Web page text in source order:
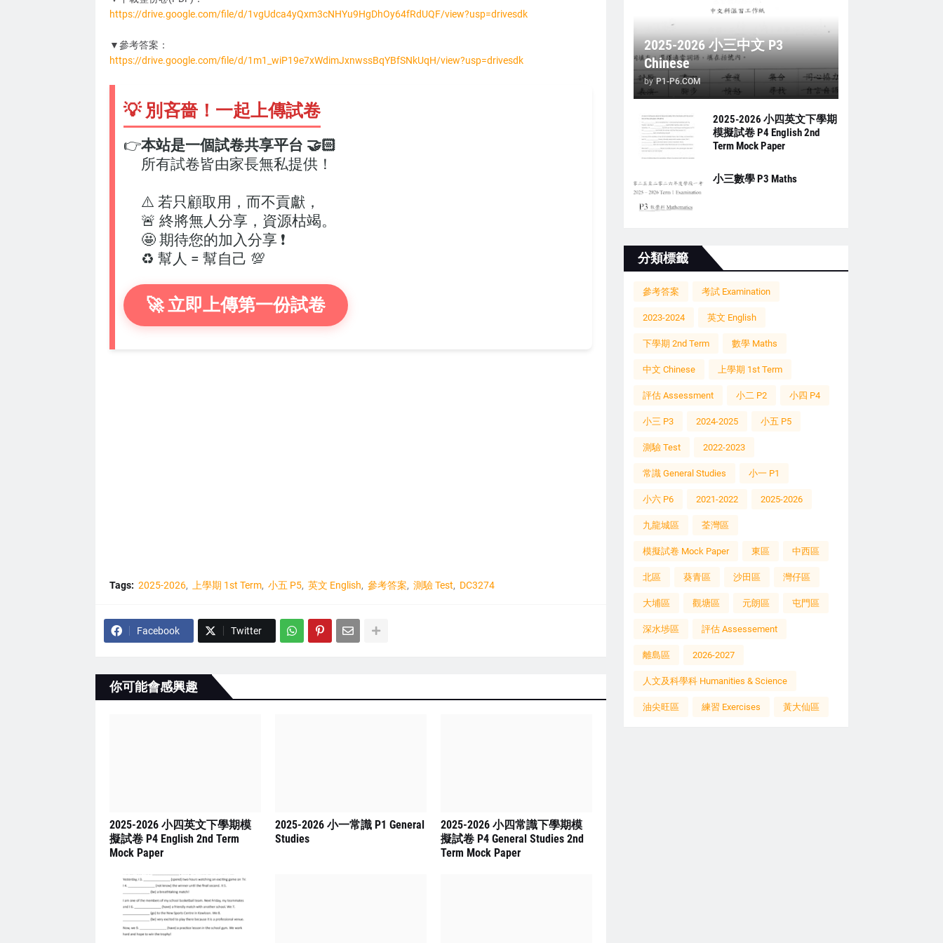
https://drive.google.com/file/d/1vgUdca4yQxm3cNHYu9HgDhOy64fRdUQF/view?usp=drivesdk
▼參考答案：
https://drive.google.com/file/d/1m1_wiP19e7xWdimJxnwssBqYBfSNkUqH/view?usp=drivesdk
💡 別吝嗇！一起上傳試卷
本站是一個試卷共享平台 🤝🏻
👉
所有試卷皆由家長無私提供！
⚠️ 若只顧取用，而不貢獻，
🚨 終將無人分享，資源枯竭。
🤩 期待您的加入分享 ❗
♻️ 幫人 = 幫自己 💯
🚀 立即上傳第一份試卷
Tags: 2025-2026 上學期 1st Term 小五 P5 英文 English 參考答案 測驗 Test DC3274
Facebook Twitter
你可能會感興趣
2025-2026 小四英文下學期模
擬試卷 P4 English 2nd Term
Mock Paper
2025-2026 小一常識 P1 General
Studies
2025-2026 小四常識下學期模
擬試卷 P4 General Studies 2nd
Term Mock Paper
2025-2026 小三中文 P3
Chinese
by P1-P6.COM
2025-2026 小四英文下學期
模擬試卷 P4 English 2nd
Term Mock Paper
小三數學 P3 Maths
分類標籤
參考答案 考試 Examination
2023-2024 英文 English
下學期 2nd Term 數學 Maths
中文 Chinese 上學期 1st Term
評估 Assessment 小二 P2 小四 P4
小三 P3 2024-2025 小五 P5
測驗 Test 2022-2023
常識 General Studies 小一 P1
小六 P6 2021-2022 2025-2026
九龍城區 荃灣區
模擬試卷 Mock Paper 東區 中西區
北區 葵青區 沙田區 灣仔區
大埔區 觀塘區 元朗區 屯門區
深水埗區 評估 Assessement
離島區 2026-2027
人文及科學科 Humanities & Science
油尖旺區 練習 Exercises 黃大仙區